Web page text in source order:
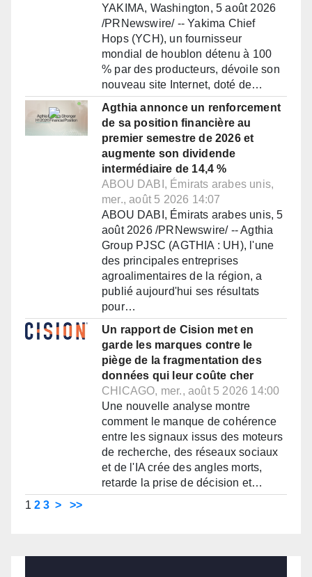
YAKIMA, Washington, 5 août 2026
/PRNewswire/ -- Yakima Chief
Hops (YCH), un fournisseur
mondial de houblon détenu à 100
% par des producteurs, dévoile son
nouveau site Internet, doté de…
Agthia annonce un renforcement
de sa position financière au
premier semestre de 2026 et
augmente son dividende
intermédiaire de 14,4 %
ABOU DABI, Émirats arabes unis,
mer., août 5 2026 14:07
ABOU DABI, Émirats arabes unis, 5
août 2026 /PRNewswire/ -- Agthia
Group PJSC (AGTHIA : UH), l'une
des principales entreprises
agroalimentaires de la région, a
publié aujourd'hui ses résultats
pour…
Un rapport de Cision met en
garde les marques contre le
piège de la fragmentation des
données qui leur coûte cher
CHICAGO, mer., août 5 2026 14:00
Une nouvelle analyse montre
comment le manque de cohérence
entre les signaux issus des moteurs
de recherche, des réseaux sociaux
et de l'IA crée des angles morts,
retarde la prise de décision et…
1 2 3 > >>